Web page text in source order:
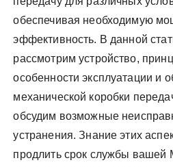
обеспечивая необходимую
эффективность. В данной
рассмотрим устройство,
особенности эксплуатации и
механической коробки
обсудим возможные
устранения. Знание этих
продлить срок службы